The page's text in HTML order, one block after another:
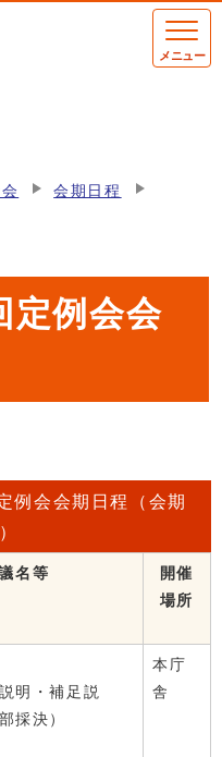
メニュー
会期日程
定例会会
例会会期日程（会期
名等
開催
場所
明・補足説
採決）
本庁
舎